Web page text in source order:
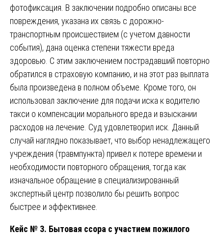
фотофиксация. В заключении подробно описаны все
повреждения, указана их связь с дорожно-
транспортным происшествием (с учетом давности
события), дана оценка степени тяжести вреда
здоровью. С этим заключением пострадавший повторно
обратился в страховую компанию, и на этот раз выплата
была произведена в полном объеме. Кроме того, он
использовал заключение для подачи иска к водителю
такси о компенсации морального вреда и взыскании
расходов на лечение. Суд удовлетворил иск. Данный
случай наглядно показывает, что выбор ненадлежащего
учреждения (травмпункта) привел к потере времени и
необходимости повторного обращения, тогда как
изначальное обращение в специализированный
экспертный центр позволило бы решить вопрос
быстрее и эффективнее.
Кейс № 3. Бытовая ссора с участием пожилого